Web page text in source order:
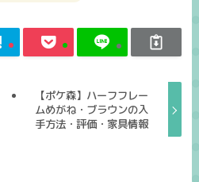
【ポケ森】ハーフフレー
ムめがね・ブラウンの入
手方法・評価・家具情報